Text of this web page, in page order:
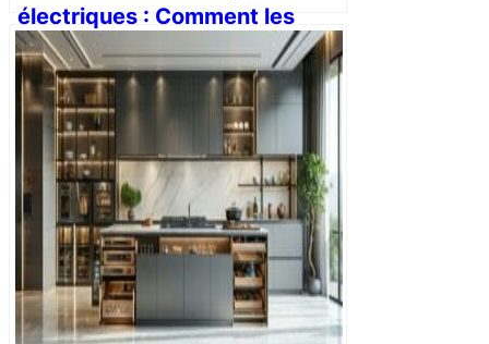
électriques : Comment les
prises intelligentes contrôlent
l’alimentation de vos appareils